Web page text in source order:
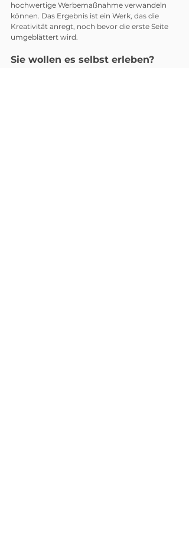
hochwertige Werbemaßnahme verwandeln
können. Das Ergebnis ist ein Werk, das die
Kreativität anregt, noch bevor die erste Seite
umgeblättert wird.
Sie wollen es selbst erleben?